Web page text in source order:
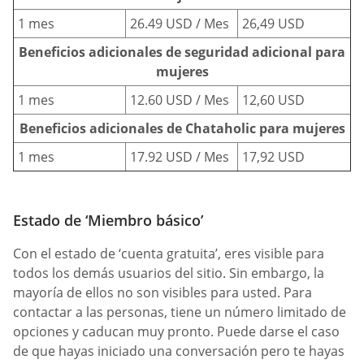
1 mes
26.49 USD / Mes
26,49 USD
Beneficios adicionales de seguridad adicional para
mujeres
1 mes
12.60 USD / Mes
12,60 USD
Beneficios adicionales de Chataholic para mujeres
1 mes
17.92 USD / Mes 17,92 USD
Estado de ‘Miembro básico’
Con el estado de ‘cuenta gratuita’, eres visible para
todos los demás usuarios del sitio. Sin embargo, la
mayoría de ellos no son visibles para usted. Para
contactar a las personas, tiene un número limitado de
opciones y caducan muy pronto. Puede darse el caso
de que hayas iniciado una conversación pero te hayas